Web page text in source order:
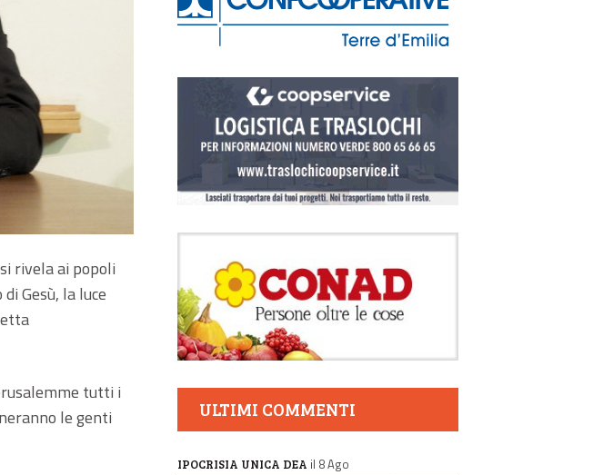
rivela ai popoli
Gesù, la luce
tutti i
le genti
ULTIMI COMMENTI
IPOCRISIA UNICA DEA il 8 Ago